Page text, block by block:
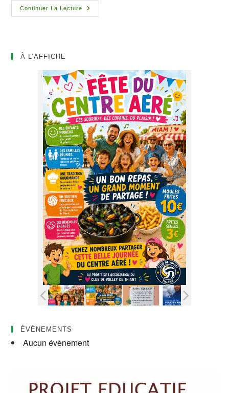
Continuer La Lecture
Assemblée
Générale
À L’AFFICHE
ÉVÈNEMENTS
Aucun évènement